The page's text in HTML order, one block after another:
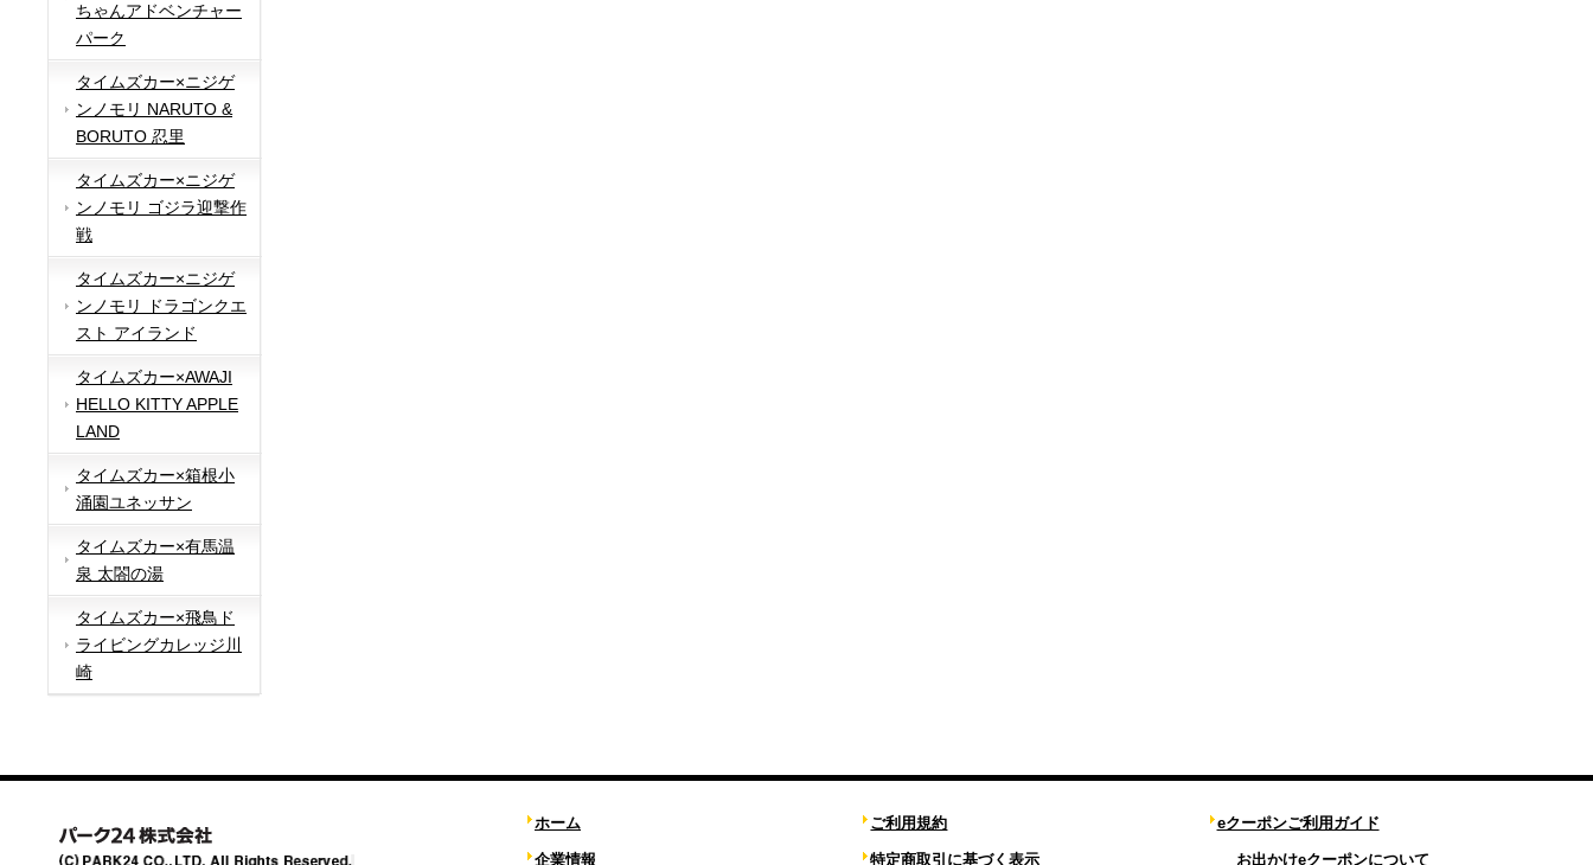
ちゃんアドベンチャー
パーク
タイムズカー×ニジゲ
ンノモリ NARUTO &
BORUTO 忍里
タイムズカー×ニジゲ
ンノモリ ゴジラ迎撃作
戦
タイムズカー×ニジゲ
ンノモリ ドラゴンクエ
スト アイランド
タイムズカー×AWAJI
HELLO KITTY APPLE
LAND
タイムズカー×箱根小
涌園ユネッサン
タイムズカー×有馬温
泉 太閤の湯
タイムズカー×飛鳥ド
ライビングカレッジ川
崎
ホーム
企業情報
ご利用規約
特定商取引に基づく表示
eクーポンご利用ガイド
お出かけeクーポンについて